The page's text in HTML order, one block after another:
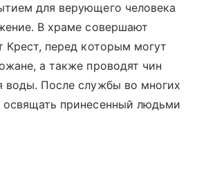
для верующего человека
В храме совершают
Крест, перед которым могут
а также проводят чин
воды. После службы во многих
освящать принесенный людьми